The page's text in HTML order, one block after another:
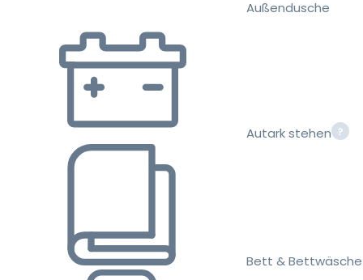
Außendusche
Autark stehen
Bett & Bettwäsche